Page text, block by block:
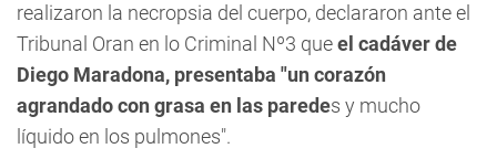
realizaron la necropsia del cuerpo, declararon ante el
Tribunal Oran en lo Criminal Nº3 queel cadáver de
Diego Maradona, presentaba "un corazón
agrandado con grasa en las paredes y mucho
líquido en los pulmones".